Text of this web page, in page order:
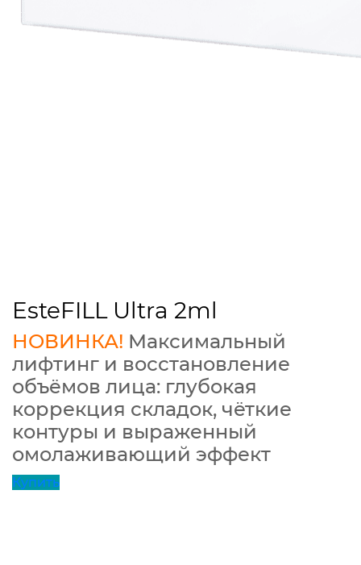
EsteFILL Ultra 2ml
НОВИНКА! Максимальный
лифтинг и восстановление
объёмов лица: глубокая
коррекция складок, чёткие
контуры и выраженный
омолаживающий эффект
Купить